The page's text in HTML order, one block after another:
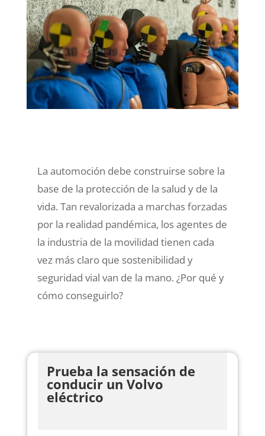
La automoción debe construirse sobre la
base de la protección de la salud y de la
vida. Tan revalorizada a marchas forzadas
por la realidad pandémica, los agentes de
la industria de la movilidad tienen cada
vez más claro que sostenibilidad y
seguridad vial van de la mano. ¿Por qué y
cómo conseguirlo?
Prueba la sensación de
conducir un Volvo
eléctrico